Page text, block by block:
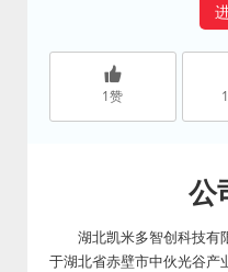
1赞 1
公
湖北凯米多智创科技有
于湖北省赤壁市中伙光谷产